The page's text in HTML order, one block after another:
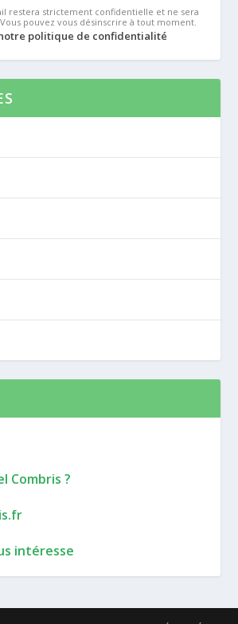
restera strictement confidentielle et ne sera
pouvez vous désinscrire à tout moment.
politique de confidentialité
Combris ?
intéresse